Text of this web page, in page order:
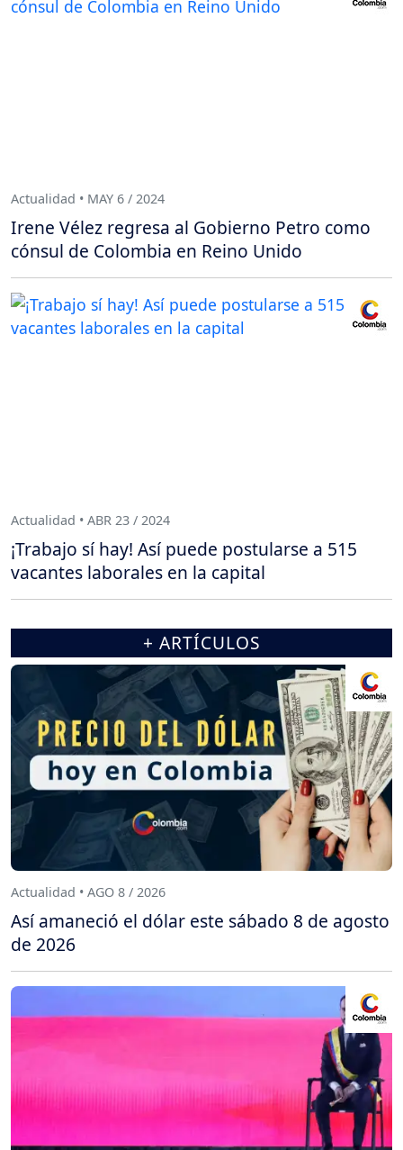
Actualidad • MAY 6 / 2024
Irene Vélez regresa al Gobierno Petro como
cónsul de Colombia en Reino Unido
Actualidad • ABR 23 / 2024
¡Trabajo sí hay! Así puede postularse a 515
vacantes laborales en la capital
+ ARTÍCULOS
Actualidad • AGO 8 / 2026
Así amaneció el dólar este sábado 8 de agosto
de 2026